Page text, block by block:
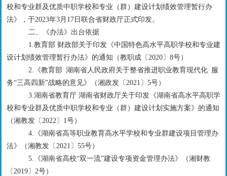
校和专业群及优质中职学校和专业（群）建设计划绩效管理暂行办
法》，于2023年3月17日联合省财政厅正式印发。
二、 《办法》出台依据
1.教育部 财政部关于印发《中国特色高水平高职学校和专业建
设计划绩效管理暂行办法》的通知（教职成〔2020〕8号）
2. 《教育部 湖南省人民政府关于整省推进职业教育现代化 服
务“三高四新”战略的意见》（湘政发〔 2021〕5号）
3.湖南省教育厅 湖南省财政厅关于印发《湖南省高水平高职学
校和专业群及优质中职学校和专业（群）建设计划实施方案》的通知
（湘教发〔 2022〕1号）
4. 《湖南省高等职业教育高水平学校和专业群建设项目管理办
法》（湘教发〔 2021〕55号）
5. 《湖南省高校“双一流”建设专项资金管理办法》（湘财教
〔 2019〕2号）